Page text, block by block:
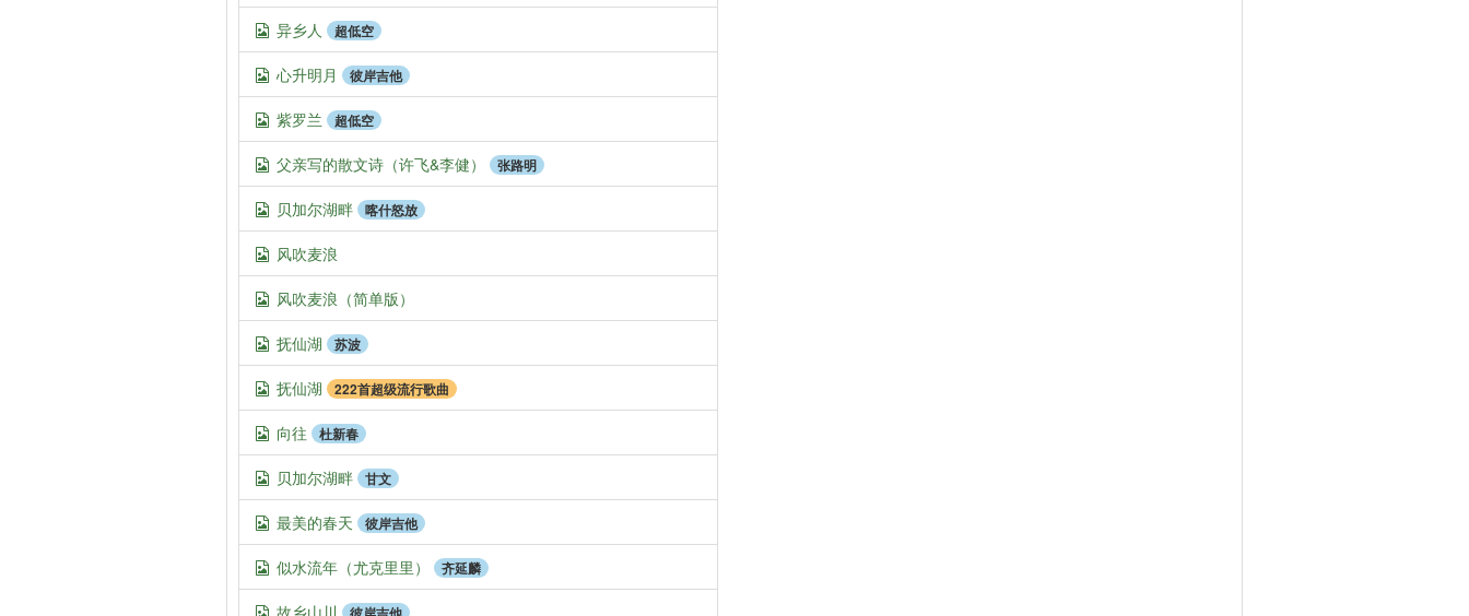
异乡人 超低空
心升明月 彼岸吉他
紫罗兰 超低空
父亲写的散文诗（许飞&李健） 张路明
贝加尔湖畔 喀什怒放
风吹麦浪
风吹麦浪（简单版）
抚仙湖 苏波
抚仙湖 222首超级流行歌曲
向往 杜新春
贝加尔湖畔 甘文
最美的春天 彼岸吉他
似水流年（尤克里里） 齐延麟
故乡山川